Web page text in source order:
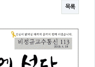
목록